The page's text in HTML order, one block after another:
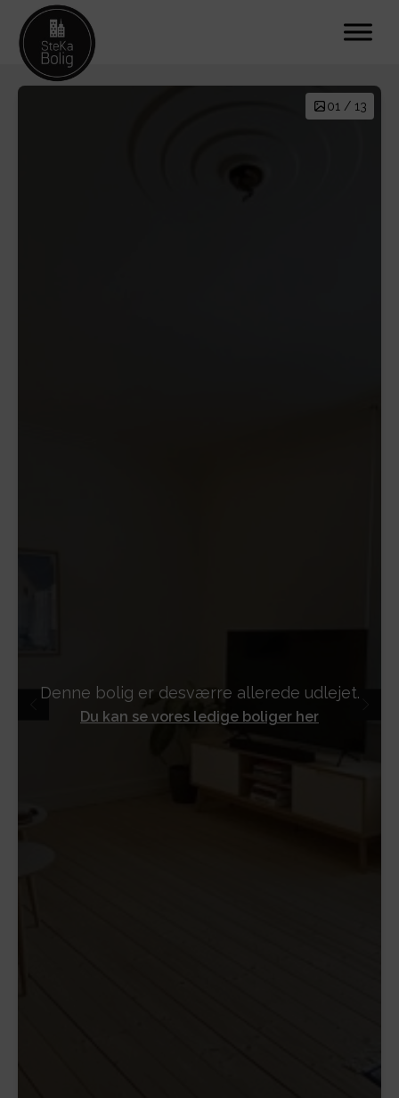
Denne bolig er desværre allerede udlejet.
Du kan se vores ledige boliger her
01 / 13